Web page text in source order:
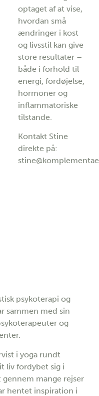
optaget af at vise,
hvordan små
ændringer i kost
og livsstil kan give
store resultater –
både i forhold til
energi, fordøjelse,
hormoner og
inflammatoriske
tilstande.
Kontakt Stine
direkte på:
psykoterapi og
sammen med sin
og
i yoga rundt
liv fordybet sig i
mange rejser
hentet inspiration i